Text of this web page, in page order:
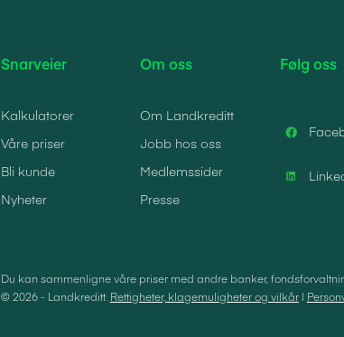
Snarveier
Kalkulatorer
Våre priser
Bli kunde
Nyheter
Om oss
Om Landkreditt
Jobb hos oss
Medlemssider
Presse
Følg oss
Du kan sammenligne våre priser med andre banker,
© 2026 - Landkreditt. Rettigheter, klagemuligheter og vilkår|